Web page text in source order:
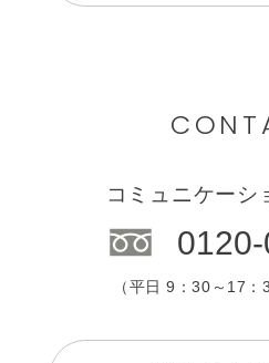
コミュニケーシ
（平日 9：30～17